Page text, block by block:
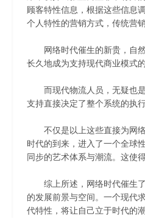
顾客特性信息，根据这些信息
个人特性的营销方式，传统营
网络时代催生的新贵，自然
长久地成为支持现代商业模式的
而现代物流人员，无疑也是
支持直接决定了整个系统的执
不仅是以上这些直接为网络
时代的到来，进入了一个全球
同步的艺术体系与潮流。这使
综上所述，网络时代催生了
的发展前景与空间。一个现代
代特性，将让自己立于时代的潮